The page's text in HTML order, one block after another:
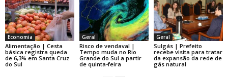
Economia
Alimentação | Cesta
básica registra queda
de 6,3% em Santa Cruz
do Sul
Geral
Risco de vendaval |
Tempo muda no Rio
Grande do Sul a partir
de quinta-feira
Geral
Sulgás | Prefeito
recebe visita para tratar
da expansão da rede de
gás natural